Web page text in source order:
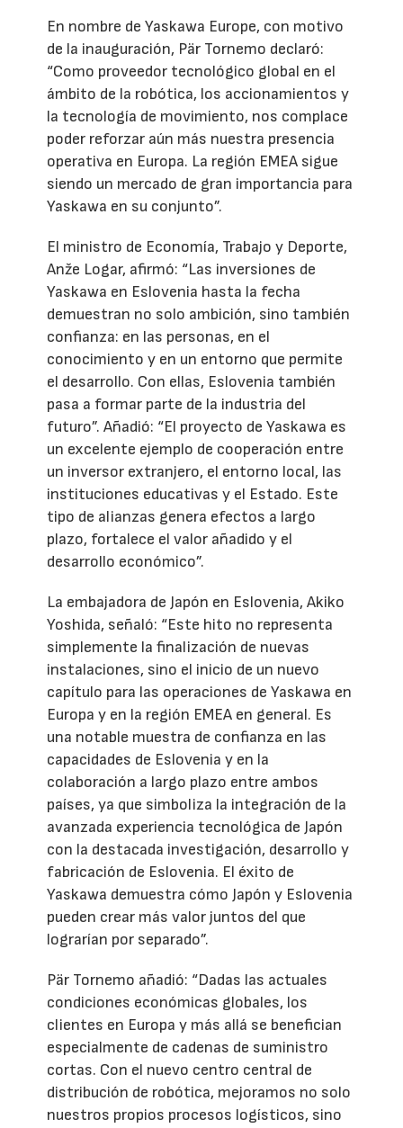
En nombre de Yaskawa Europe, con motivo
de la inauguración, Pär Tornemo declaró:
“Como proveedor tecnológico global en el
ámbito de la robótica, los accionamientos y
la tecnología de movimiento, nos complace
poder reforzar aún más nuestra presencia
operativa en Europa. La región EMEA sigue
siendo un mercado de gran importancia para
Yaskawa en su conjunto”.
El ministro de Economía, Trabajo y Deporte,
Anže Logar, afirmó: “Las inversiones de
Yaskawa en Eslovenia hasta la fecha
demuestran no solo ambición, sino también
confianza: en las personas, en el
conocimiento y en un entorno que permite
el desarrollo. Con ellas, Eslovenia también
pasa a formar parte de la industria del
futuro”. Añadió: “El proyecto de Yaskawa es
un excelente ejemplo de cooperación entre
un inversor extranjero, el entorno local, las
instituciones educativas y el Estado. Este
tipo de alianzas genera efectos a largo
plazo, fortalece el valor añadido y el
desarrollo económico”.
La embajadora de Japón en Eslovenia, Akiko
Yoshida, señaló: “Este hito no representa
simplemente la finalización de nuevas
instalaciones, sino el inicio de un nuevo
capítulo para las operaciones de Yaskawa en
Europa y en la región EMEA en general. Es
una notable muestra de confianza en las
capacidades de Eslovenia y en la
colaboración a largo plazo entre ambos
países, ya que simboliza la integración de la
avanzada experiencia tecnológica de Japón
con la destacada investigación, desarrollo y
fabricación de Eslovenia. El éxito de
Yaskawa demuestra cómo Japón y Eslovenia
pueden crear más valor juntos del que
lograrían por separado”.
Pär Tornemo añadió: “Dadas las actuales
condiciones económicas globales, los
clientes en Europa y más allá se benefician
especialmente de cadenas de suministro
cortas. Con el nuevo centro central de
distribución de robótica, mejoramos no solo
nuestros propios procesos logísticos, sino